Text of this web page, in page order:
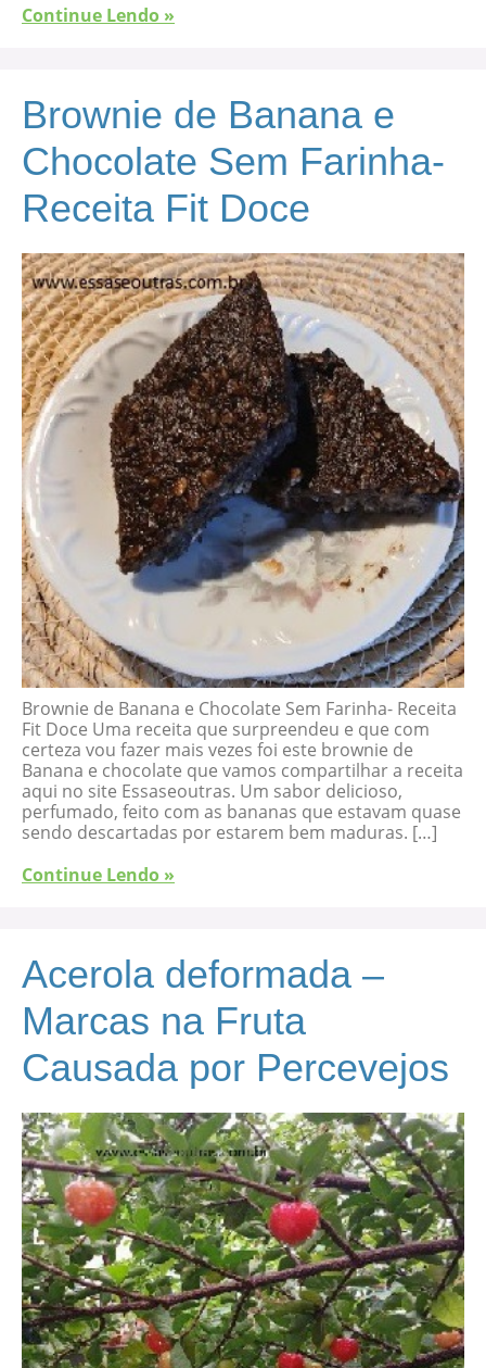
Continue Lendo »
Brownie de Banana e
Chocolate Sem Farinha-
Receita Fit Doce
Brownie de Banana e Chocolate Sem Farinha- Receita
Fit Doce Uma receita que surpreendeu e que com
certeza vou fazer mais vezes foi este brownie de
Banana e chocolate que vamos compartilhar a receita
aqui no site Essaseoutras. Um sabor delicioso,
perfumado, feito com as bananas que estavam quase
sendo descartadas por estarem bem maduras. […]
Continue Lendo »
Acerola deformada –
Marcas na Fruta
Causada por Percevejos